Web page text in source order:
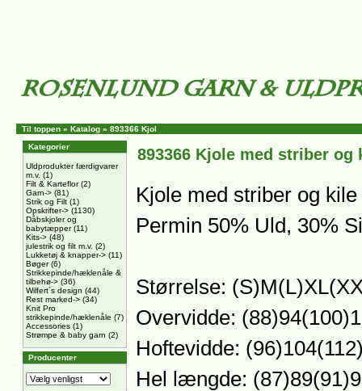
Til toppen » Katalog » 893366 Kjol
Kategorier
Uldprodukter færdigvarer
m.v. (1)
Filt & Karteflor(2)
Garn-> (81)
Strik og Filt (1)
Opskrifter-> (1130)
Dåbskjoler og
babytæpper(11)
Kits-> (48)
julestrik og filt m.v. (2)
Lukketøj & knapper-> (11)
Bøger(6)
Strikkepinde/hæklenåle &
tilbehø-> (36)
Wilfert´s design (44)
Rest marked-> (34)
Knit Pro
strikkepinde/hæklenåle (7)
Accessories (1)
Strømpe & baby garn (2)
Producenter
893366 Kjole med striber og
Kjole med striber og
Permin 50% Uld, 30%
Størrelse:
Overvidde:
Hoftevidde:
Hel længde: